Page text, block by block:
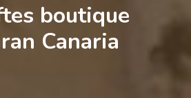
boutique
Canaria